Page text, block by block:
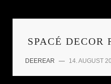
SPACÉ DECOR
DEEREAR — 14. AUGUST